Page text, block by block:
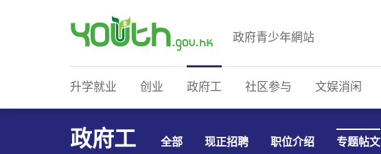
政府青少年網站
升学就业 创业 政府工 社区参与 文娱消闲
政府工 全部 现正招聘 职位介绍 专题帖文